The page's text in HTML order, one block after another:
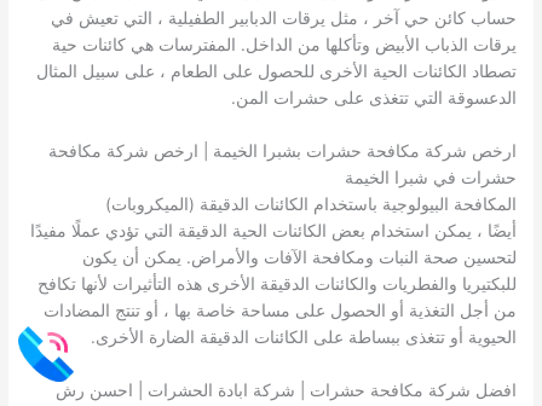
حساب كائن حي آخر ، مثل يرقات الدبابير الطفيلية ، التي تعيش في
يرقات الذباب الأبيض وتأكلها من الداخل. المفترسات هي كائنات حية
تصطاد الكائنات الحية الأخرى للحصول على الطعام ، على سبيل المثال
الدعسوقة التي تتغذى على حشرات المن.
ارخص شركة مكافحة حشرات بشبرا الخيمة | ارخص شركة مكافحة
حشرات في شبرا الخيمة
المكافحة البيولوجية باستخدام الكائنات الدقيقة (الميكروبات)
أيضًا ، يمكن استخدام بعض الكائنات الحية الدقيقة التي تؤدي عملًا مفيدًا
لتحسين صحة النبات ومكافحة الآفات والأمراض. يمكن أن يكون
للبكتيريا والفطريات والكائنات الدقيقة الأخرى هذه التأثيرات لأنها تكافح
من أجل التغذية أو الحصول على مساحة خاصة بها ، أو تنتج المضادات
الحيوية أو تتغذى ببساطة على الكائنات الدقيقة الضارة الأخرى.
افضل شركة مكافحة حشرات | شركة ابادة الحشرات | احسن رش